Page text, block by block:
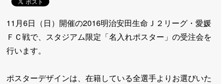
11月6日（日）開催の2016明治安田生命Ｊ２リーグ・愛媛
ＦＣ戦で、スタジアム限定「名入れポスター」の受注会を
行います。
ポスターデザインは、在籍している全選手よりお選びいた